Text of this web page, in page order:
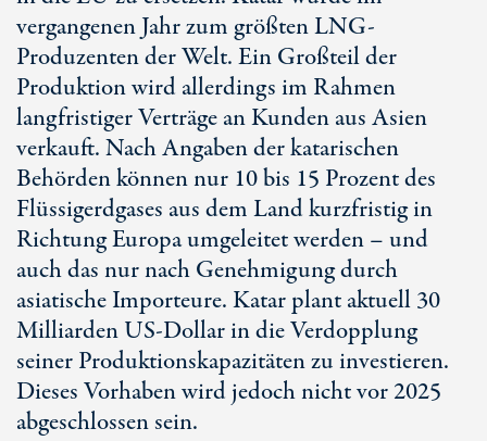
vergangenen Jahr zum größten LNG-
Produzenten der Welt. Ein Großteil der
Produktion wird allerdings im Rahmen
langfristiger Verträge an Kunden aus Asien
verkauft. Nach Angaben der katarischen
Behörden können nur 10 bis 15 Prozent des
Flüssigerdgases aus dem Land kurzfristig in
Richtung Europa umgeleitet werden – und
auch das nur nach Genehmigung durch
asiatische Importeure. Katar plant aktuell 30
Milliarden US-Dollar in die Verdopplung
seiner Produktionskapazitäten zu investieren.
Dieses Vorhaben wird jedoch nicht vor 2025
abgeschlossen sein.